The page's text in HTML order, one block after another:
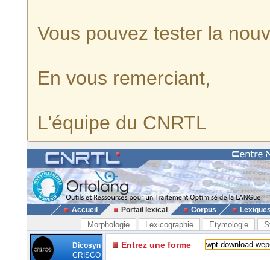
Vous pouvez tester la
En vous remerciant,
L'équipe du CNRTL
Accueil Portail lexical Corpus
Morphologie Lexicographie Etymologie
Dicosyn
CRISCO
Entrez une forme